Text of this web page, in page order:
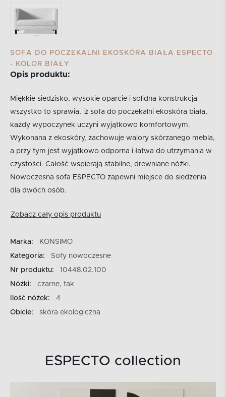
SOFA DO POCZEKALNI EKOSKÓRA BIAŁA ESPECTO
- KOLOR BIAŁY
Opis produktu:
Miękkie siedzisko, wysokie oparcie i solidna konstrukcja –
wszystko to sprawia, iż sofa do poczekalni ekoskóra biała,
każdy wypoczynek uczyni wyjątkowo komfortowym.
Wykonana z ekoskóry, zachowuje walory skórzanego mebla,
a przy tym jest wyjątkowo odporna i łatwa do utrzymania w
czystości. Całość wspierają stabilne, drewniane nóżki.
Nowoczesna sofa ESPECTO zapewni miejsce do siedzenia
dla dwóch osób.
Zobacz cały opis produktu
Marka:
KONSIMO
Kategoria:
Sofy nowoczesne
Nr produktu:
10448.02.100
Nóżki:
czarne, tak
Ilość nóżek:
4
Obicie:
skóra ekologiczna
ESPECTO collection